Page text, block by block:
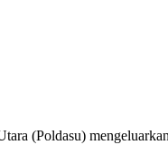
(Poldasu)